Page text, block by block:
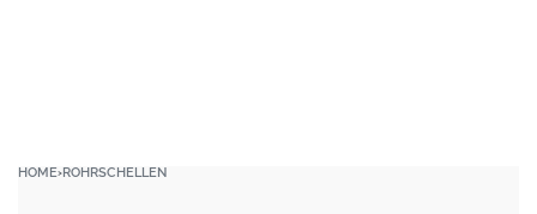
HOME›ROHRSCHELLEN